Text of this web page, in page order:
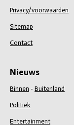
Privacy/voorwaarden
Sitemap
Contact
Nieuws
Binnen - Buitenland
Politiek
Entertainment